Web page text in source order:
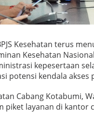
B
e
r
l
a
n
S
e
a
m
Kesehatan terus
Kesehatan
kepesertaan
potensi kendala akses
Cabang Kotabumi,
piket layanan di kantor